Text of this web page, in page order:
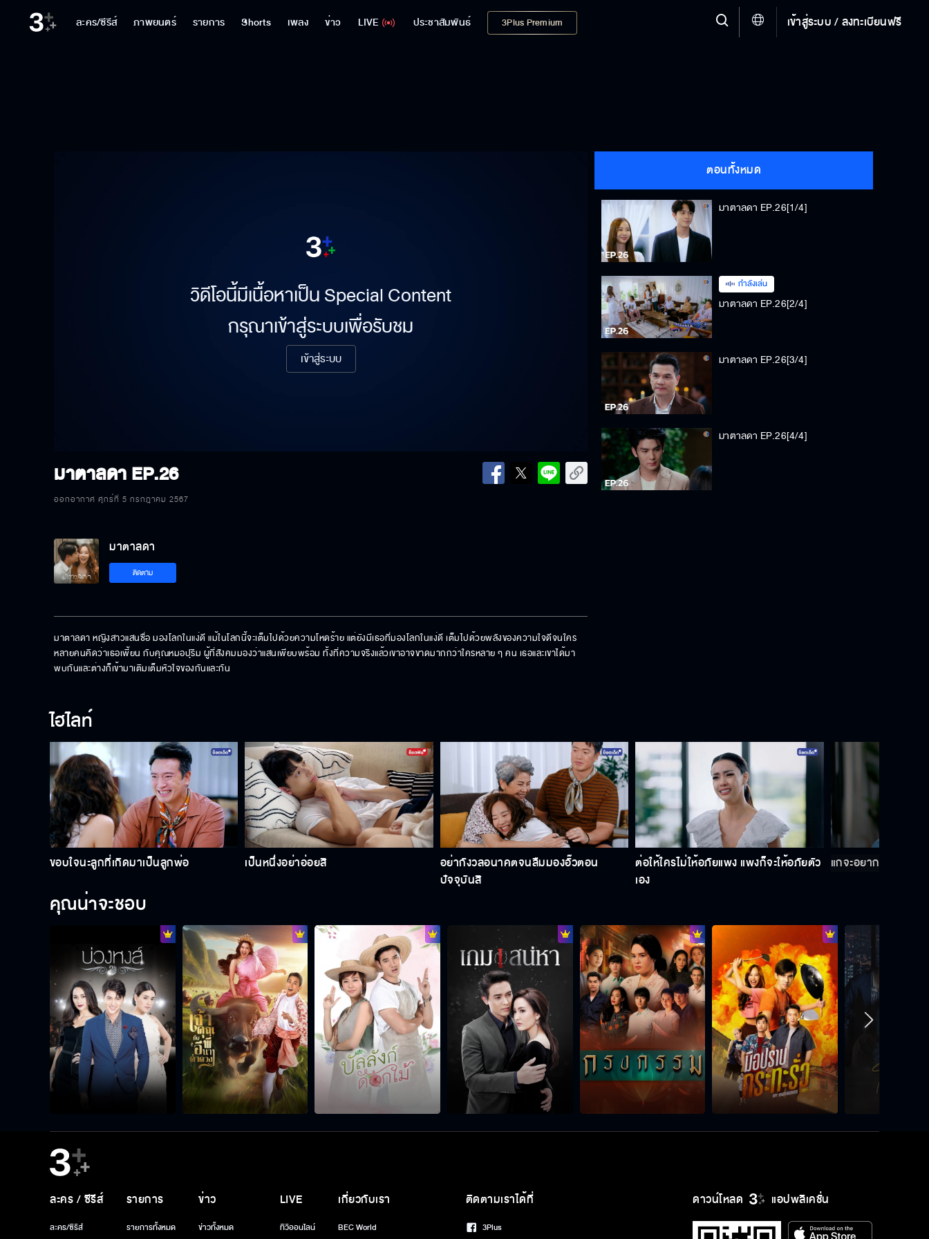
ละคร/ซีรีส์ ภาพยนตร์ รายการ Shorts เพลง ข่าว LIVE ประชาสัมพันธ์ 3Plus Premium เข้าสู่ระบบ / ลงทะเบียนฟรี
วิดีโอนี้มีเนื้อหาเป็น Special Content
กรุณาเข้าสู่ระบบเพื่อรับชม
เข้าสู่ระบบ
มาตาลดาEP.26
ออกอากาศ ศุกร์ที่ 5 กรกฎาคม 2567
ตอนทั้งหมด
มาตาลดา EP.26[1/4]
กำลังเล่น
มาตาลดา EP.26[2/4]
มาตาลดา EP.26[3/4]
มาตาลดา EP.26[4/4]
มาตาลดา
ติดตาม
มาตาลดา หญิงสาวแสนซื่อ มองโลกในแง่ดี แม้ในโลกนี้จะเต็มไปด้วยความโหดร้าย แต่ยังมีเธอที่มองโลกในแง่ดี เต็มไปด้วยพลังของความใจดีจนใคร
หลายคนคิดว่าเธอเพี้ยน กับคุณหมอปุริม ผู้ที่สังคมมองว่าแสนเพียบพร้อม ทั้งที่ความจริงแล้วเขาอาจขาดมากกว่าใครหลาย ๆ คน เธอและเขาได้มา
พบกันและต่างก็เข้ามาเติมเต็มหัวใจของกันและกัน
ไฮไลท์
ขอบใจนะลูกที่เกิดมาเป็นลูกพ่อ เป็นหนึ่งอย่าอ่อยสิ
อย่ากังวลอนาคตจนลืมมองอั๊วตอน
ปัจจุบันสิ
ต่อให้ใครไม่ให้อภัยแพง แพงก็จะให้อภัยตัว
เอง
แกจะอยากเอาชนะค
คุณน่าจะชอบ
ดาวน์โหลด แอปพลิเคชั่น
ละคร / ซีรีส์
ละคร/ซีรีส์
รายการ
รายการทั้งหมด
ข่าว
ข่าวทั้งหมด
LIVE
ทีวีออนไลน์
เกี่ยวกับเรา
BEC World
ติดตามเราได้ที่
3Plus